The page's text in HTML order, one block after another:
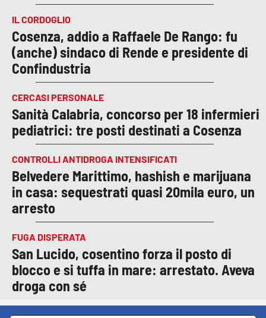
IL CORDOGLIO
Cosenza, addio a Raffaele De Rango: fu
(anche) sindaco di Rende e presidente di
Confindustria
CERCASI PERSONALE
Sanità Calabria, concorso per 18 infermieri
pediatrici: tre posti destinati a Cosenza
CONTROLLI ANTIDROGA INTENSIFICATI
Belvedere Marittimo, hashish e marijuana
in casa: sequestrati quasi 20mila euro, un
arresto
FUGA DISPERATA
San Lucido, cosentino forza il posto di
blocco e si tuffa in mare: arrestato. Aveva
droga con sé